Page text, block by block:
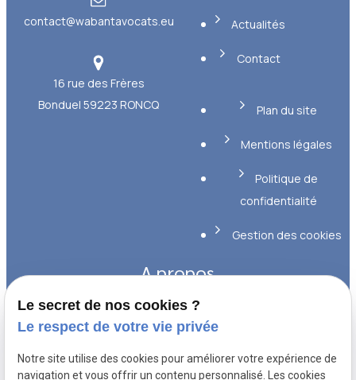
contact@wabantavocats.eu
16 rue des Frères
Bonduel59223 RONCQ
Actualités
Contact
Plan du site
Mentions légales
Politique de
confidentialité
Gestion des cookies
A propos
Maîtres WABANT et GIRAUD, avocats
consommation, accompagnent leurs clients
Le secret de nos cookies ?
Le respect de votre vie privée
Notre site utilise des cookies pour améliorer votre expérience de
navigation et vous offrir un contenu personnalisé. Les cookies